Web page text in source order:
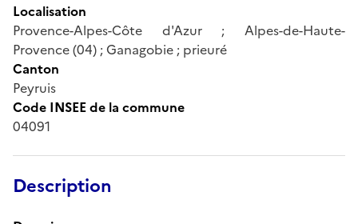
Localisation
Provence-Alpes-Côte d'Azur ; Alpes-de-Haute-
Provence (04) ; Ganagobie ; prieuré
Canton
Peyruis
Code INSEE de la commune
04091
Description